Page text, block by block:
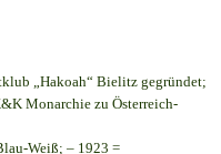
„Hakoah“ Bielitz gegründet;
Monarchie zu Österreich-
Weiß; – 1923 =